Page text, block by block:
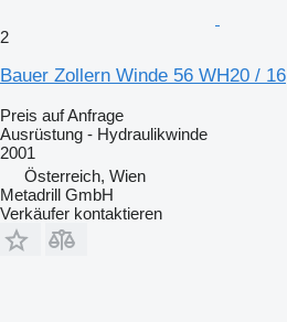
2
Bauer Zollern Winde 56 WH20 / 16
Preis auf Anfrage
Ausrüstung - Hydraulikwinde
2001
Österreich, Wien
Metadrill GmbH
Verkäufer kontaktieren